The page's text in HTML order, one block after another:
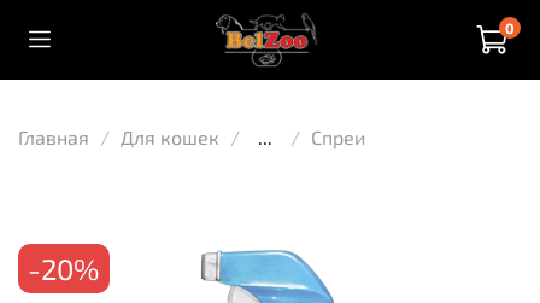
0
Главная Для кошек ... Спреи
-20%